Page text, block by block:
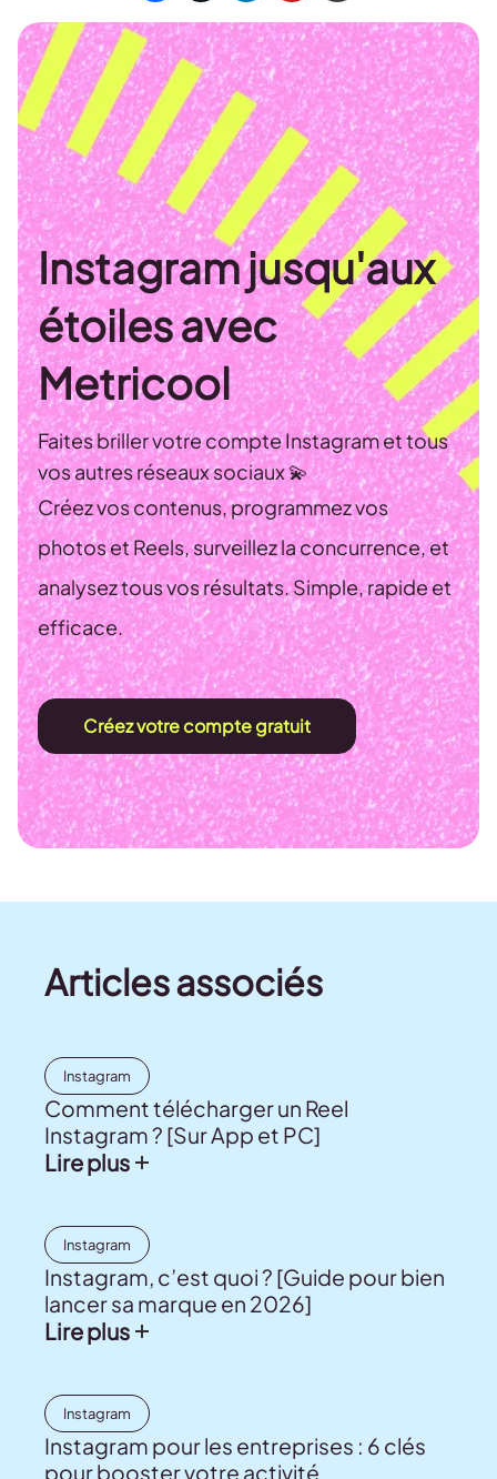
Instagram jusqu'aux
étoiles avec
Metricool
Faites briller votre compte Instagram et tous
vos autres réseaux sociaux 💫
Créez vos contenus, programmez vos
photos et Reels, surveillez la concurrence, et
analysez tous vos résultats. Simple, rapide et
efficace.
Créez votre compte gratuit
Articles associés
Instagram
Comment télécharger un Reel
Instagram ? [Sur App et PC]
Lire plus
Instagram
Instagram, c’est quoi ? [Guide pour bien
lancer sa marque en 2026]
Lire plus
Instagram
Instagram pour les entreprises : 6 clés
pour booster votre activité